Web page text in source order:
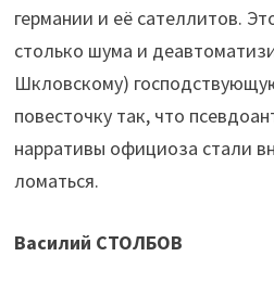
германии и её сателлитов.
столько шума и
Шкловскому)
повесточку так, что
нарративы официоза стали
ломаться.
Василий СТОЛБОВ